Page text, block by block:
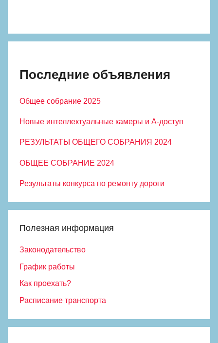
Последние объявления
Общее собрание 2025
Новые интеллектуальные камеры и А-доступ
РЕЗУЛЬТАТЫ ОБЩЕГО СОБРАНИЯ 2024
ОБЩЕЕ СОБРАНИЕ 2024
Результаты конкурса по ремонту дороги
Полезная информация
Законодательство
График работы
Как проехать?
Расписание транспорта